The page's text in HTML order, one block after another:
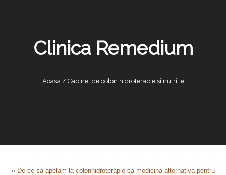
Clinica Remedium
Acasa / Cabinet de colon hidroterapie si nutritie
« De ce sa apelam la colonhidroterapie ca medicina alternativa pentru